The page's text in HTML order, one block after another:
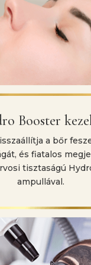
Booster
a bőr
és fiatalos
tisztaságú
ampullával.